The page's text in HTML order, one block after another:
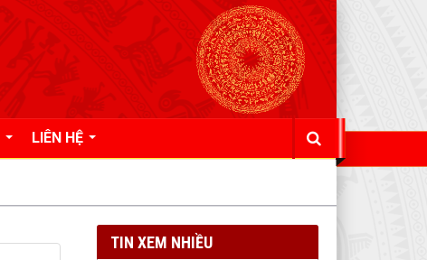
LIÊN HỆ
TIN XEM NHIỀU